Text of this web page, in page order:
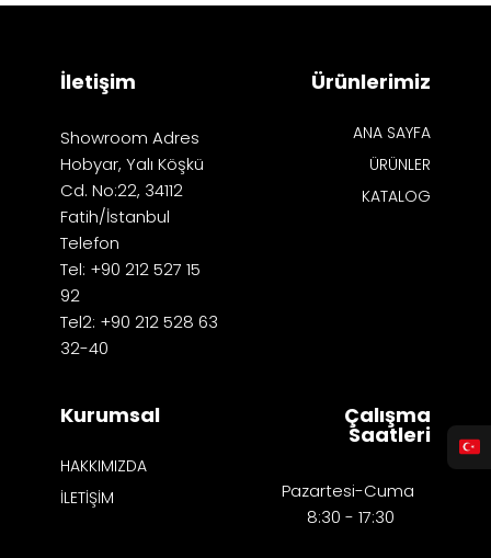
İletişim
Showroom Adres
Hobyar, Yalı Köşkü
Cd. No:22, 34112
Fatih/İstanbul
Telefon
Tel: +90 212 527 15
92
Tel2: +90 212 528 63
32-40
Ürünlerimiz
ANA SAYFA
ÜRÜNLER
KATALOG
Kurumsal
HAKKIMIZDA
İLETİŞİM
Çalışma
Saatleri
Pazartesi-Cuma
8:30 - 17:30​​